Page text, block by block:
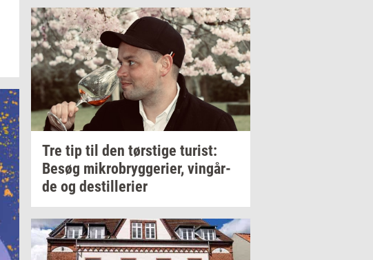
Tre tip til den tørsti­ge turist:
Besøg mi­kro­bryg­ge­ri­er, vin­går­
de og destil­le­ri­er